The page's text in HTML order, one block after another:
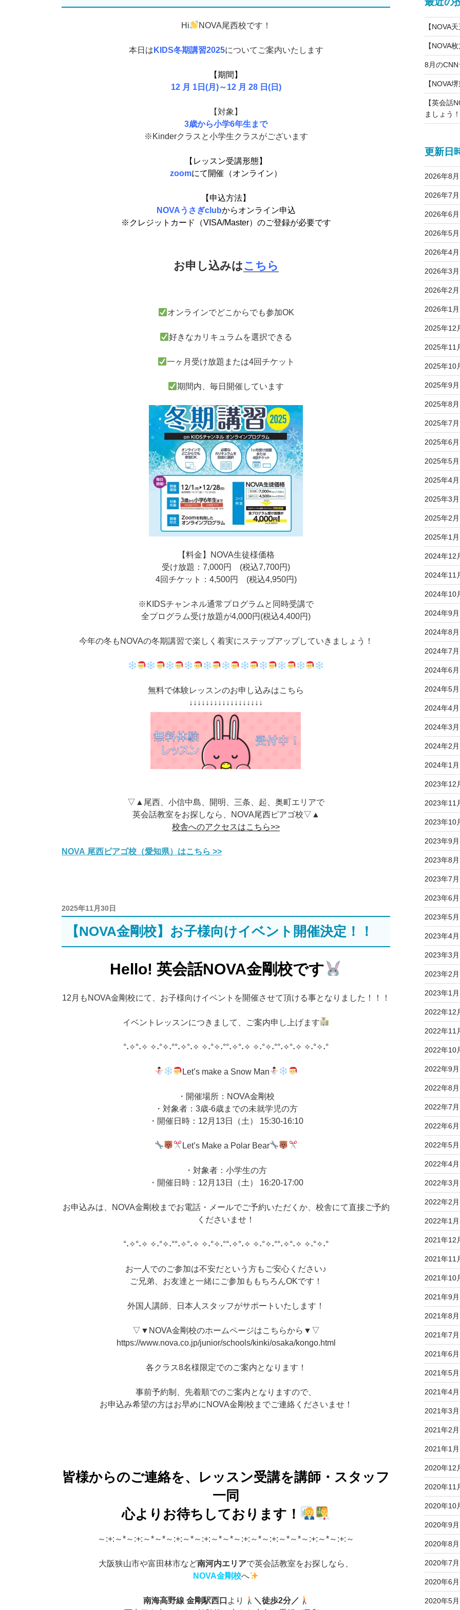
Hi NOVA尾西校です！
本日は KIDS冬期講習2025についてご案内いたします
【期間】
12 月 1日(月)～12 月 28 日(日)
【対象】
3歳から小学6年生まで
※Kinderクラスと小学生クラスがございます
【レッスン受講形態】
zoomにて開催（オンライン）
【申込方法】
NOVAうさぎclubからオンライン申込
※クレジットカード（VISA/Master）のご登録が必要です
お申し込みはこちら
オンラインでどこからでも参加OK
好きなカリキュラムを選択できる
一ヶ月受け放題または4回チケット
期間内、毎日開催しています
【料金】NOVA生徒様価格
受け放題：7,000円 (税込7,700円)
4回チケット：4,500円 (税込4,950円)
※KIDSチャンネル通常プログラムと同時受講で
全プログラム受け放題が4,000円(税込4,400円)
今年の冬もNOVAの冬期講習で楽しく着実にステップアップしていきましょう！
無料で体験レッスンのお申し込みはこちら
↓↓↓↓↓↓↓↓↓↓↓↓↓↓↓↓↓↓
▽▲尾西、小信中島、開明、三条、起、奥町エリアで
英会話教室をお探しなら、NOVA尾西ピアゴ校▽▲
校舎へのアクセスはこちら>>
NOVA 尾西ピアゴ校（愛知県）はこちら >>
投
稿
2025年11月30日
【NOVA金剛校】お子様向けイベント開催決定！！
Hello! 英会話NOVA金剛校です
12月もNOVA金剛校にて、お子様向けイベントを開催させて頂ける事となりました！！！
イベントレッスンにつきまして、ご案内申し上げます
°˖✧°˖✧ ✧˖°✧˖°°˖✧°˖✧ ✧˖°✧˖°°˖✧°˖✧ ✧˖°✧˖°°˖✧°˖✧ ✧˖°✧˖°
Let’s make a Snow Man
・開催場所：NOVA金剛校
・対象者：3歳-6歳までの未就学児の方
・開催日時：12月13日（土） 15:30-16:10
Let’s Make a Polar Bear
・対象者：小学生の方
・開催日時：12月13日（土） 16:20-17:00
お申込みは、NOVA金剛校までお電話・メールでご予約いただくか、校舎にて直接ご予約
くださいませ！
°˖✧°˖✧ ✧˖°✧˖°°˖✧°˖✧ ✧˖°✧˖°°˖✧°˖✧ ✧˖°✧˖°°˖✧°˖✧ ✧˖°✧˖°
お一人でのご参加は不安だという方もご安心ください♪
ご兄弟、お友達と一緒にご参加ももちろんOKです！
外国人講師、日本人スタッフがサポートいたします！
▽▼NOVA金剛校のホームページはこちらから▼▽
https://www.nova.co.jp/junior/schools/kinki/osaka/kongo.html
各クラス8名様限定でのご案内となります！
事前予約制、先着順でのご案内となりますので、
お申込み希望の方はお早めにNOVA金剛校までご連絡くださいませ！
皆様からのご連絡を、レッスン受講を講師・スタッフ
一同
心よりお待ちしております！
～:+:～*～:+:～*～*～:+:～*～:+:～*～*～:+:～*～:+:～*～*～:+:～*～:+:～
大阪狭山市や富田林市など南河内エリアで英会話教室をお探しなら、
NOVA金剛校へ
南海高野線 金剛駅西口 より ＼ 徒歩2分／
【NOVA
【NOVA
8月の
【NOVA
【英会話
ましょう！
更新日
2026年8月
2026年7月
2026年6月
2026年5月
2026年4月
2026年3月
2026年2月
2026年1月
2025年12
2025年11
2025年10
2025年9月
2025年8月
2025年7月
2025年6月
2025年5月
2025年4月
2025年3月
2025年2月
2025年1月
2024年12
2024年11
2024年10
2024年9月
2024年8月
2024年7月
2024年6月
2024年5月
2024年4月
2024年3月
2024年2月
2024年1月
2023年12
2023年11
2023年10
2023年9月
2023年8月
2023年7月
2023年6月
2023年5月
2023年4月
2023年3月
2023年2月
2023年1月
2022年12
2022年11
2022年10
2022年9月
2022年8月
2022年7月
2022年6月
2022年5月
2022年4月
2022年3月
2022年2月
2022年1月
2021年12
2021年11
2021年10
2021年9月
2021年8月
2021年7月
2021年6月
2021年5月
2021年4月
2021年3月
2021年2月
2021年1月
2020年12
2020年11
2020年10
2020年9月
2020年8月
2020年7月
2020年6月
2020年5月